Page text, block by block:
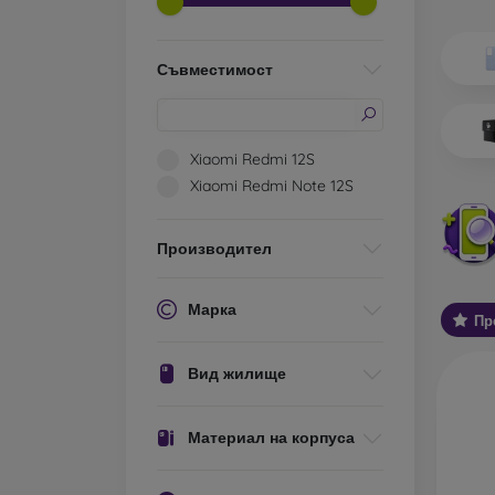
Съвместимост
Xiaomi Redmi 12S
Xiaomi Redmi Note 12S
Производител
Марка
Вид жилище
Материал на корпуса